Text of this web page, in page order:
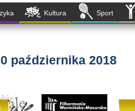
Kultura Sport
października 2018